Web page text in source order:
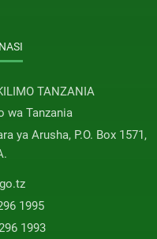
TANZANIA
wa Tanzania
ya Arusha, P.O. Box 1571,
1995
1993